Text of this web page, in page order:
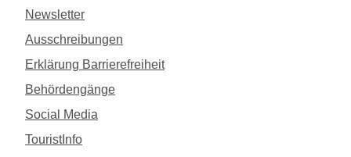
Newsletter
Ausschreibungen
Erklärung Barrierefreiheit
Behördengänge
Social Media
TouristInfo